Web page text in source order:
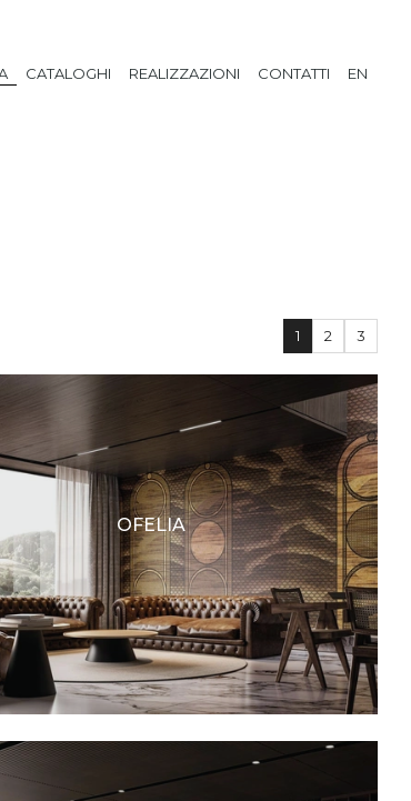
CATALOGHI REALIZZAZIONI CONTATTI EN
1 2 3
OFELIA